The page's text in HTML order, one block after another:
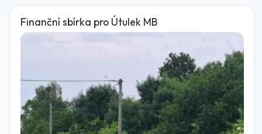
Finanční sbírka pro Útulek MB